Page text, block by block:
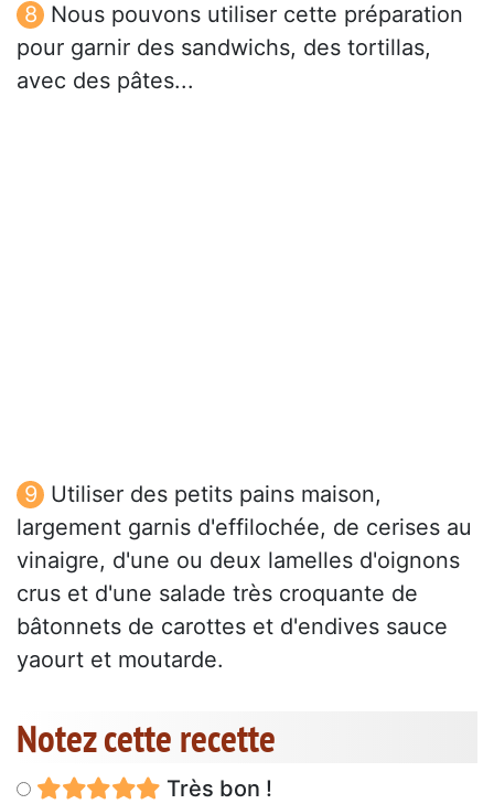
Nous pouvons utiliser cette préparation
pour garnir des sandwichs, des tortillas,
avec des pâtes...
Utiliser des petits pains maison,
largement garnis d'effilochée, de cerises au
vinaigre, d'une ou deux lamelles d'oignons
crus et d'une salade très croquante de
bâtonnets de carottes et d'endives sauce
yaourt et moutarde.
Notez cette recette
Très bon !